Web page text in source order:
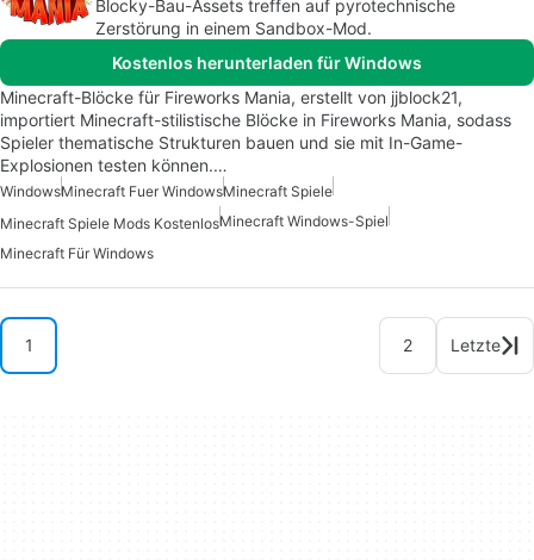
Blocky-Bau-Assets treffen auf pyrotechnische
Zerstörung in einem Sandbox-Mod.
Kostenlos herunterladen für Windows
Minecraft-Blöcke für Fireworks Mania, erstellt von jjblock21,
importiert Minecraft-stilistische Blöcke in Fireworks Mania, sodass
Spieler thematische Strukturen bauen und sie mit In-Game-
Explosionen testen können.…
WindowsMinecraft Fuer WindowsMinecraft Spiele
Minecraft Spiele Mods KostenlosMinecraft Windows-Spiel
Minecraft Für Windows
1 2 Letzte